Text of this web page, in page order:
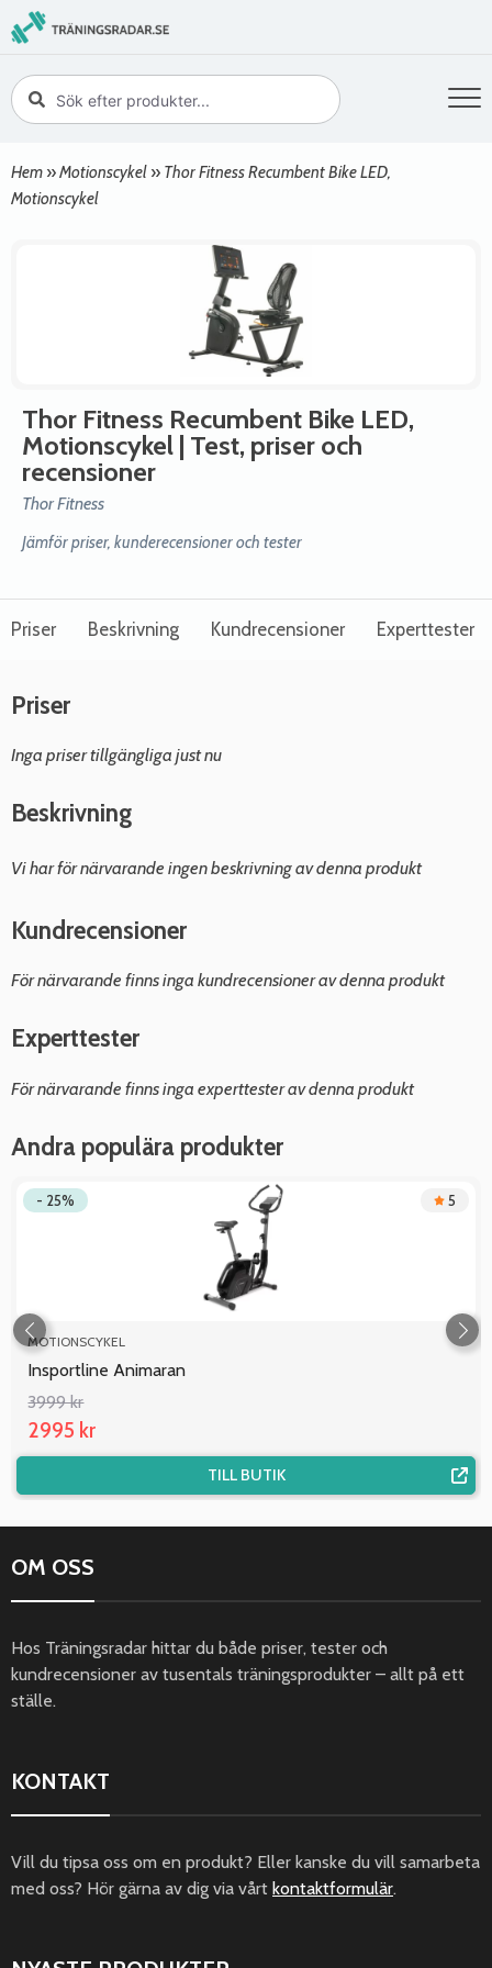
Hem »Motionscykel » Thor Fitness Recumbent Bike LED,
Motionscykel
Thor Fitness Recumbent Bike LED,
Motionscykel | Test, priser och
recensioner
Thor Fitness
Jämför priser, kunderecensioner och tester
Priser Beskrivning Kundrecensioner Experttester
Priser
Inga priser tillgängliga just nu
Beskrivning
Vi har för närvarande ingen beskrivning av denna produkt
Kundrecensioner
För närvarande finns inga kundrecensioner av denna produkt
Experttester
För närvarande finns inga experttester av denna produkt
Andra populära produkter
- 25% 5
MOTIONSCYKEL
Insportline Animaran
3999 kr
2995 kr
TILL BUTIK
OM OSS
Hos Träningsradar hittar du både priser, tester och
kundrecensioner av tusentals träningsprodukter – allt på ett
ställe.
KONTAKT
Vill du tipsa oss om en produkt? Eller kanske du vill samarbeta
med oss? Hör gärna av dig via vårt kontaktformulär.